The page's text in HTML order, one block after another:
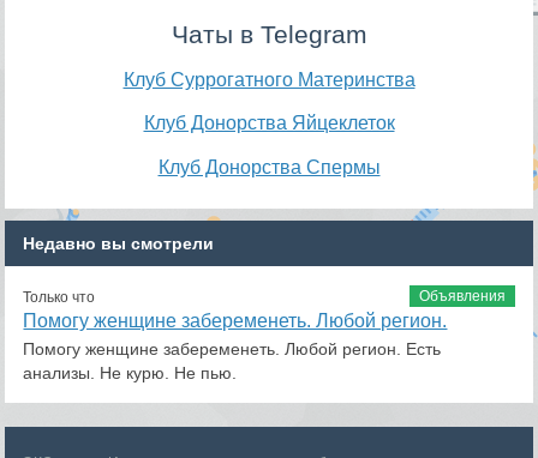
Чаты в Telegram
Клуб Суррогатного Материнства
Клуб Донорства Яйцеклеток
Клуб Донорства Спермы
Недавно вы смотрели
Объявления
Только что
Помогу женщине забеременеть. Любой регион.
Помогу женщине забеременеть. Любой регион. Есть
анализы. Не курю. Не пью.